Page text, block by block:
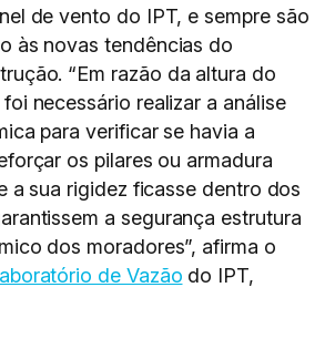
de vento do IPT, e sempre são
às novas tendências do
“Em razão da altura do
necessário realizar a análise
para verificar se havia a
os pilares ou armadura
a sua rigidez ficasse dentro dos
a segurança estrutura
dos moradores”, afirma o
de Vazão do IPT,